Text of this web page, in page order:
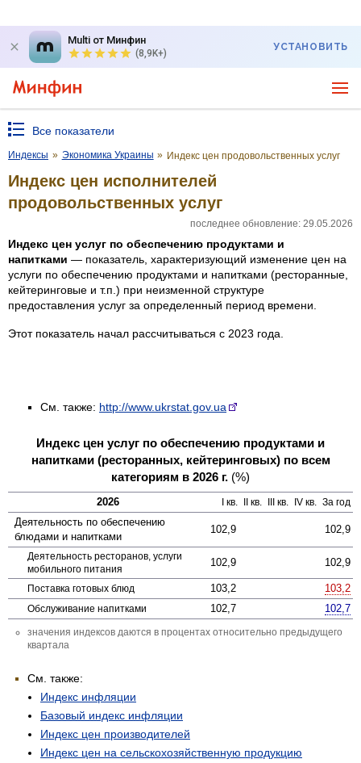
Multi от Минфин
(8,9K+)
УСТАНОВИТЬ
Все показатели
Индексы » Экономика Украины » Индекс цен продовольственных услуг
Индекс цен исполнителей
продовольственных услуг
последнее обновление: 29.05.2026
Индекс цен услуг по обеспечению продуктами и
напитками — показатель, характеризующий изменение цен на
услуги по обеспечению продуктами и напитками (ресторанные,
кейтеринговые и т.п.) при неизменной структуре
предоставления услуг за определенный период времени.
Этот показатель начал рассчитываться с 2023 года.
См. также: http://www.ukrstat.gov.ua
Индекс цен услуг по обеспечению продуктами и
напитками (ресторанных, кейтеринговых) по всем
категориям в 2026 г. (%)
2026 I кв. II кв. III кв. IV кв. За год
Деятельность по обеспечению
блюдами и напитками
102,9 102,9
Деятельность ресторанов, услуги
мобильного питания
102,9 102,9
Поставка готовых блюд 103,2 103,2
Обслуживание напитками 102,7 102,7
значения индексов даются в процентах относительно предыдущего
квартала
См. также:
Индекс инфляции
Базовый индекс инфляции
Индекс цен производителей
Индекс цен на сельскохозяйственную продукцию